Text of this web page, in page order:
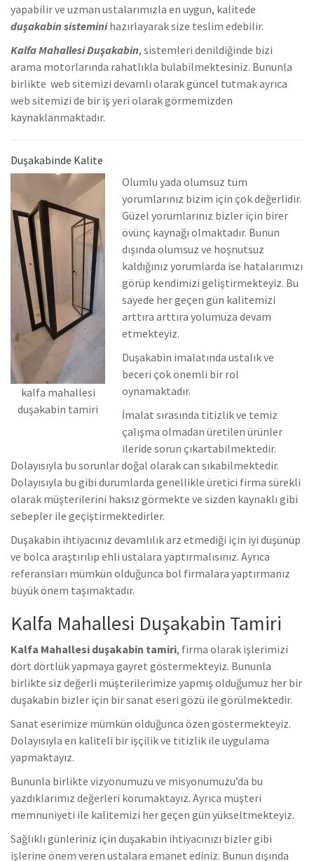
yapabilir ve uzman ustalarımızla en uygun, kalitede
duşakabin sisteminihazırlayarak size teslim edebilir.
Kalfa Mahallesi Duşakabin, sistemleri denildiğinde bizi
arama motorlarında rahatlıkla bulabilmektesiniz. Bununla
birlikte web sitemizi devamlı olarak güncel tutmak ayrıca
web sitemizi de bir iş yeri olarak görmemizden
kaynaklanmaktadır.
Duşakabinde Kalite
kalfa mahallesi
duşakabin tamiri
Olumlu yada olumsuz tüm
yorumlarınız bizim için çok değerlidir.
Güzel yorumlarınız bizler için birer
övünç kaynağı olmaktadır. Bunun
dışında olumsuz ve hoşnutsuz
kaldığınız yorumlarda ise hatalarımızı
görüp kendimizi geliştirmekteyiz. Bu
sayede her geçen gün kalitemizi
arttıra arttıra yolumuza devam
etmekteyiz.
Duşakabin imalatında ustalık ve
beceri çok önemli bir rol
oynamaktadır.
İmalat sırasında titizlik ve temiz
çalışma olmadan üretilen ürünler
ileride sorun çıkartabilmektedir.
Dolayısıyla bu sorunlar doğal olarak can sıkabilmektedir.
Dolayısıyla bu gibi durumlarda genellikle üretici firma sürekli
olarak müşterilerini haksız görmekte ve sizden kaynaklı gibi
sebepler ile geçiştirmektedirler.
Duşakabin ihtiyacınız devamlılık arz etmediği için iyi düşünüp
ve bolca araştırılıp ehli ustalara yaptırmalısınız. Ayrıca
referansları mümkün olduğunca bol firmalara yaptırmanız
büyük önem taşımaktadır.
Kalfa Mahallesi Duşakabin Tamiri
Kalfa Mahallesi duşakabin tamiri, firma olarak işlerimizi
dört dörtlük yapmaya gayret göstermekteyiz. Bununla
birlikte siz değerli müşterilerimize yapmış olduğumuz her bir
duşakabin bizler için bir sanat eseri gözü ile görülmektedir.
Sanat eserimize mümkün olduğunca özen göstermekteyiz.
Dolayısıyla en kaliteli bir işçilik ve titizlik ile uygulama
yapmaktayız.
Bununla birlikte vizyonumuzu ve misyonumuzu’da bu
yazdıklarımız değerleri korumaktayız. Ayrıca müşteri
memnuniyeti ile kalitemizi her geçen gün yükseltmekteyiz.
Sağlıklı günleriniz için duşakabin ihtiyacınızı bizler gibi
işlerine önem veren ustalara emanet ediniz. Bunun dışında